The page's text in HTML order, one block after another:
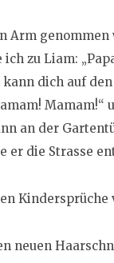
Arm
ich zu Liam:
dich auf
an der
er die Strasse
neuen